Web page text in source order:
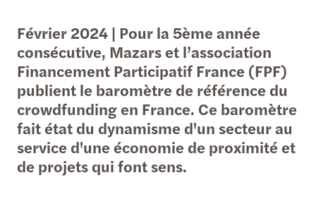
Février 2024 | Pour la 5ème année
consécutive, Mazars et l’association
Financement Participatif France (FPF)
publient le baromètre de référence du
crowdfunding en France. Ce baromètre
fait état du dynamisme d'un secteur au
service d'une économie de proximité et
de projets qui font sens.